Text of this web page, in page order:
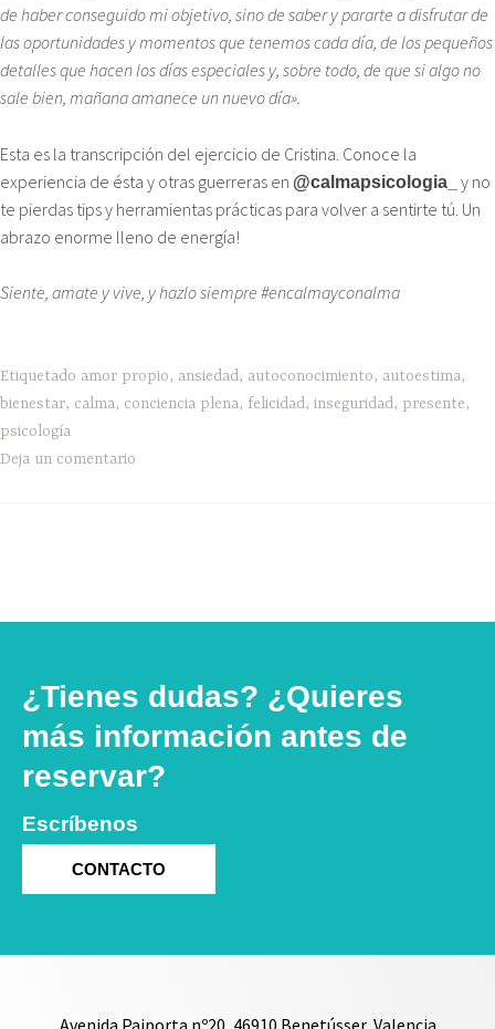
de haber conseguido mi objetivo, sino de saber y pararte a disfrutar de
las oportunidades y momentos que tenemos cada día, de los pequeños
detalles que hacen los días especiales y, sobre todo, de que si algo no
sale bien, mañana amanece un nuevo día».
Esta es la transcripción del ejercicio de Cristina. Conoce la
experiencia de ésta y otras guerreras en @calmapsicologia_
y no
te pierdas tips y herramientas prácticas para volver a sentirte tú. Un
abrazo enorme lleno de energía!
Siente, amate y vive, y hazlo siempre #encalmayconalma
Etiquetado amor propio, ansiedad, autoconocimiento, autoestima,
bienestar, calma, conciencia plena, felicidad, inseguridad, presente,
psicología
Deja un comentario
¿Tienes dudas? ¿Quieres
más información antes de
reservar?
Escríbenos
CONTACTO